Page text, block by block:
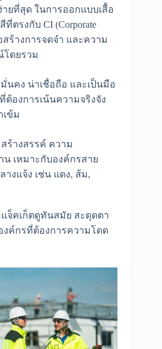
ยที่สุด ในการออกแบบเสื้อ
ตรงกับ CI (Corporate
สร้างการจดจำ และความ
ดยรวม
นคง น่าเชื่อถือ และเป็นมือ
องการเน้นความจริงจัง
เข้ม
ร้างสรรค์ ความ
น เหมาะกับองค์กรสาย
งแจ้ง เช่น แดง, ส้ม,
จ็คเก็ตดูทันสมัย สะดุดตา
งค์กรที่ต้องการความโดด